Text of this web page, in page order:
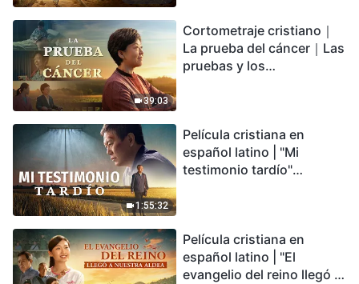
encontrarás refugio?
39:03
Cortometraje cristiano｜
La prueba del cáncer｜Las
pruebas y los
1:55:32
Película cristiana en
español latino | "Mi
testimonio tardío"
conmovedor
Película cristiana en
español latino | "El
evangelio del reino llegó a